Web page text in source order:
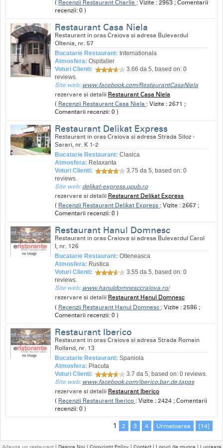
( Recenzii Restaurant Charlie : Vizite : 2953 ; Comentarii
recenzii: 0 )
Restaurant Casa Niela
Restaurant in oras Craiova si adresa Bulevardul
Oltenia, nr. 57
Bucatarie Restaurant: Internationala
Atmosfera:Ospitalier
Voturi Clienti:
3.66 da 5, based on:0
reviews.
Site web: www.facebook.com/RestaurantCasaNiela
rezervare si detalii Restaurant Casa Niela
( Recenzii Restaurant Casa Niela : Vizite : 2671 ;
Comentarii recenzii: 0 )
Restaurant Delikat Express
Restaurant in oras Craiova si adresa Strada Siloz -
Sarari, nr. K 1-2
Bucatarie Restaurant:Clasica
Atmosfera: Relaxanta
Voturi Clienti:
3.75 da 5, based on:0
reviews.
Site web: delikat-express.upub.ro
rezervare si detalii Restaurant Delikat Express
( Recenzii Restaurant Delikat Express : Vizite : 2667 ;
Comentarii recenzii: 0 )
Restaurant Hanul Domnesc
Restaurant in oras Craiova si adresa Bulevardul Carol
I, nr. 126
Bucatarie Restaurant:Olteneasca
Atmosfera: Rustica
Voturi Clienti:
3.55 da 5, based on:0
reviews.
Site web: www.hanuldomnesccraiova.ro/
rezervare si detalii Restaurant Hanul Domnesc
( Recenzii Restaurant Hanul Domnesc : Vizite : 2586 ;
Comentarii recenzii: 0 )
Restaurant Iberico
Restaurant in oras Craiova si adresa Strada Romain
Rolland, nr. 13
Bucatarie Restaurant:Spaniola
Atmosfera: Placuta
Voturi Clienti:
3.7 da 5, based on:0 reviews.
Site web: www.facebook.com/iberico.bar.de.tapas
rezervare si detalii Restaurant Iberico
( Recenzii Restaurant Iberico : Vizite : 2424 ; Comentarii
recenzii: 0 )
1 2 3 4 Urmatoarea [14]